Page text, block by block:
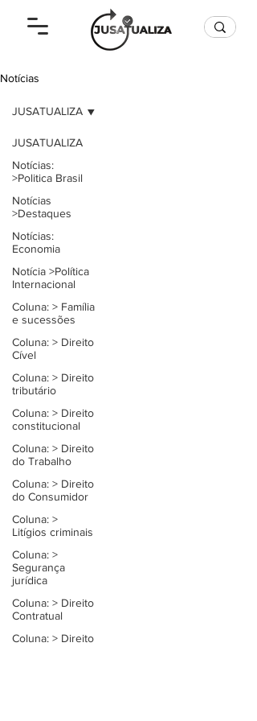
Notícias
JUSATUALIZA
Notícias:
>Politica Brasil
Notícias
>Destaques
Notícias:
Economia
Notícia >Política
Internacional
Coluna: > Família
e sucessões
Coluna: > Direito
Cível
Coluna: > Direito
tributário
Coluna: > Direito
constitucional
Coluna: > Direito
do Trabalho
Coluna: > Direito
do Consumidor
Coluna: >
Litígios criminais
Coluna: >
Segurança
jurídica
Coluna: > Direito
Contratual
Coluna: > Direito
JUSATUALIZA